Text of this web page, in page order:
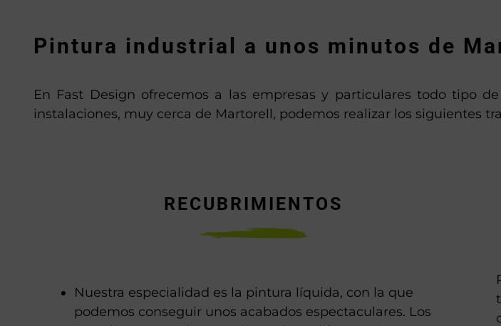
Pintura industrial a unos minutos de
En Fast Design ofrecemos a las empresas y particulares todo tipo
instalaciones, muy cerca de Martorell, podemos realizar los siguientes
RECUBRIMIENTOS
Nuestra especialidad es la pintura líquida, con la que
podemos conseguir unos acabados espectaculares. Los